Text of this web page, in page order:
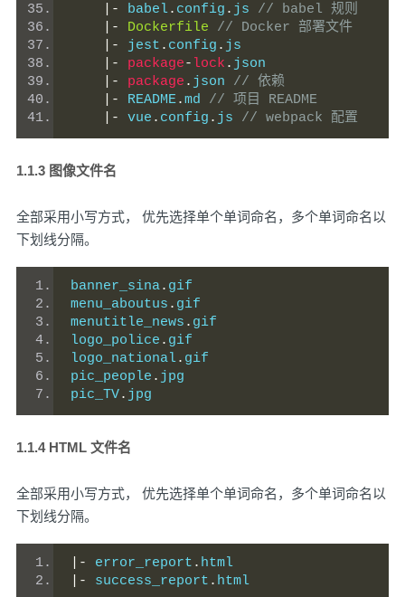
|-
babel. config . js // babel 规则
|-
Dockerfile
// Docker 部署文件
|-
jest . config . js
|-
package- lock . json
|-
package . json // 依赖
|-
README.md // 项目 README
|-
vue . config . js // webpack 配置
1.1.3 图像文件名
全部采用小写方式， 优先选择单个单词命名，多个单词命名以
下划线分隔。
banner_sina. gif
menu_aboutus . gif
menutitle_news . gif
logo_police . gif
logo_national. gif
pic_people . jpg
pic_TV. jpg
1.1.4 HTML 文件名
全部采用小写方式， 优先选择单个单词命名，多个单词命名以
下划线分隔。
|- error_report . html
|-
success_report . html